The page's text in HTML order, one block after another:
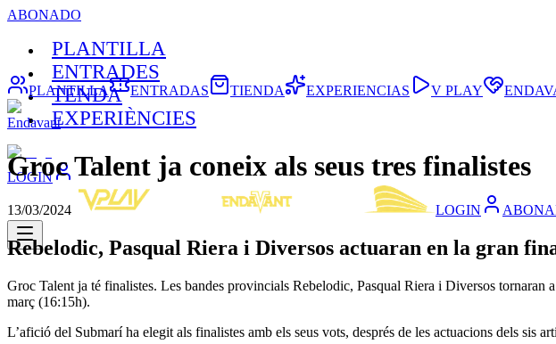
ABONADO
PLANTILLA
ENTRADES
TENDA
EXPERIÈNCIES
LOGIN
LOGIN
PLANTILLA ENTRADAS TIENDA EXPERIENCIAS V PLAY
Endavant
Groc Talent ja coneix als seus tres finalistes
13/03/2024
Rebelodic, Pasqual Riera i Diversos actuaran en la gran
Groc Talent ja té finalistes. Les bandes provincials Rebelodic, Pasqual Riera i Diversos
març (16:15h).
L’afició del Submarí ha elegit als finalistes amb els seus vots, després de les actuacions dels sis